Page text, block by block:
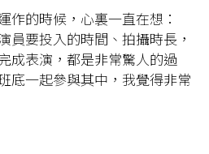
作的時候，心裏一直在想：
員要投入的時間、拍攝時長，
成表演，都是非常驚人的過
底一起參與其中，我覺得非常